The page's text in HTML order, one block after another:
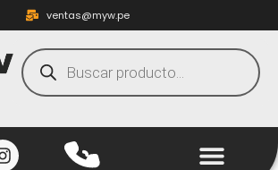
ventas@myw.pe